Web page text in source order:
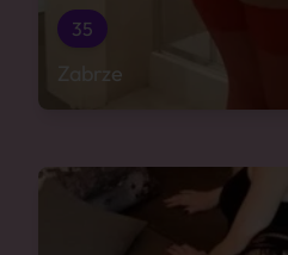
35
Zabrze